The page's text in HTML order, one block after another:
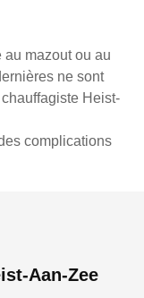
au mazout ou au
ne sont
Heist-
complications
Aan-Zee